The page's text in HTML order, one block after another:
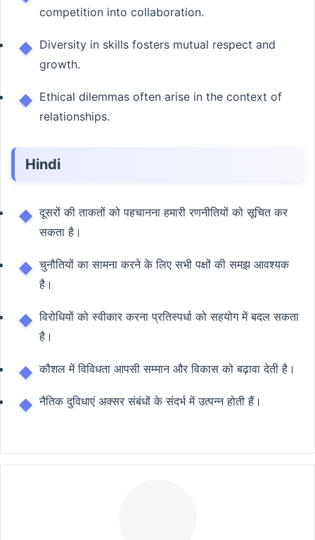
competition into collaboration.
Diversity in skills fosters mutual respect and
growth.
Ethical dilemmas often arise in the context of
relationships.
Hindi
दूसरों की ताकतों को पहचानना हमारी रणनीतियों को सूचित कर
सकता है।
चुनौतियों का सामना करने के लिए सभी पक्षों की समझ आवश्यक
है।
विरोधियों को स्वीकार करना प्रतिस्पर्धा को सहयोग में बदल सकता
है।
कौशल में विविधता आपसी सम्मान और विकास को बढ़ावा देती है।
नैतिक दुविधाएं अक्सर संबंधों के संदर्भ में उत्पन्न होती हैं।